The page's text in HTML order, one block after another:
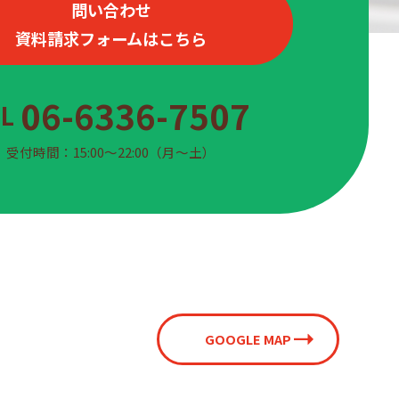
問い合わせ
資料請求フォームはこちら
06-6336-7507
受付時間：15:00〜22:00（月〜土）
GOOGLE MAP